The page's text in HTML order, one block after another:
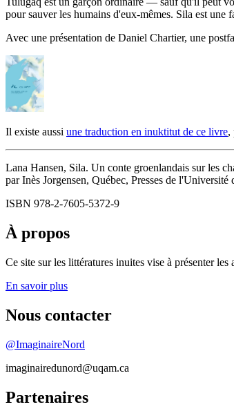
pour sauver les humains d'eux-mêmes. Sila est
Avec une présentation de Daniel Chartier, une
Il existe aussi une traduction en inuktitut de ce livre,
Lana Hansen, Sila. Un conte groenlandais sur les
par Inès Jorgensen, Québec, Presses de
ISBN 978-2-7605-5372-9
À propos
Ce site sur les littératures inuites vise à présenter
En savoir plus
Nous contacter
@ImaginaireNord
imaginairedunord@uqam.ca
Partenaires